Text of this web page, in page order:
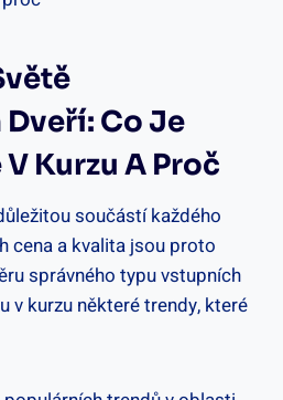
⁣Co Je
Kurzu A Proč
součástí každého⁤
cena ‍a ⁢kvalita ⁤jsou proto
správného typu vstupních
v kurzu některé trendy, které